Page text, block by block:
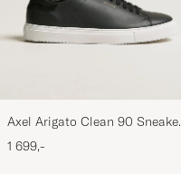
Axel Arigato Clean 90 Sneaker
Black
1 699,-